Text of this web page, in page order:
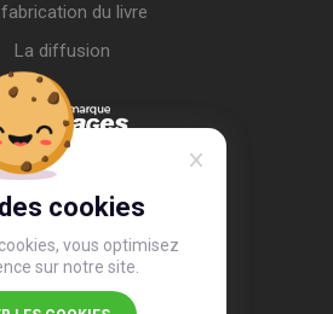
cookies
vous optimisez
sur notre site.
du livre
La diffusion